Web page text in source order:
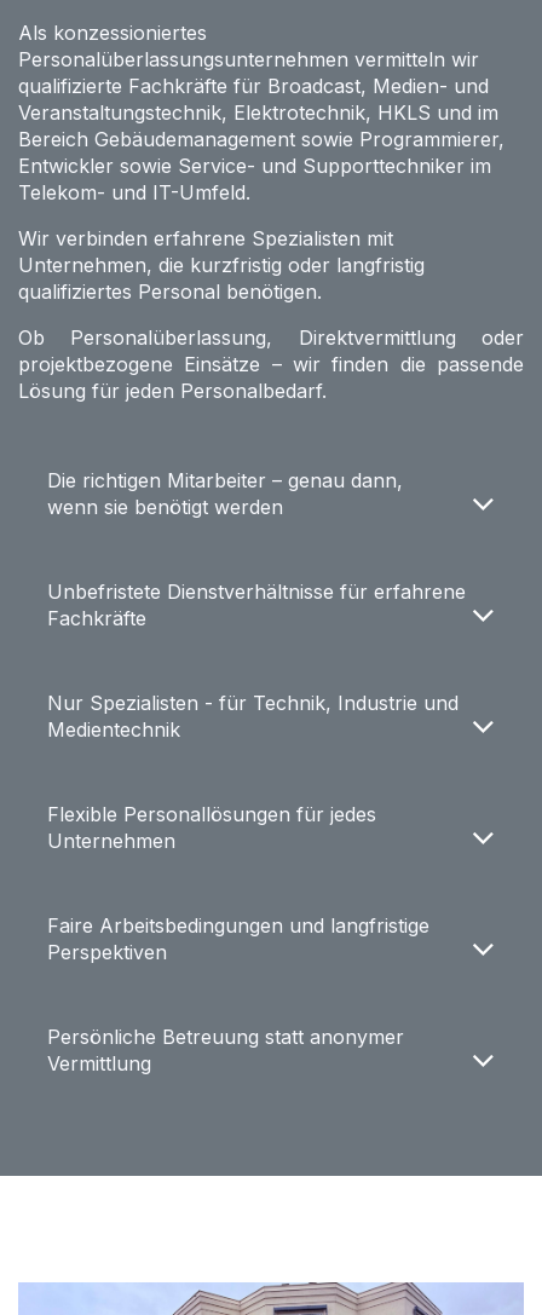
Als konzessioniertes
Personalüberlassungsunternehmen vermitteln wir
qualifizierte Fachkräfte für Broadcast, Medien- und
Veranstaltungstechnik, Elektrotechnik, HKLS und im
Bereich Gebäudemanagement sowie Programmierer,
Entwickler sowie Service- und Supporttechniker im
Telekom- und IT-Umfeld.
Wir verbinden erfahrene Spezialisten mit
Unternehmen, die kurzfristig oder langfristig
qualifiziertes Personal benötigen.
Ob Personalüberlassung, Direktvermittlung oder
projektbezogene Einsätze – wir finden die passende
Lösung für jeden Personalbedarf.
Die richtigen Mitarbeiter – genau dann,
wenn sie benötigt werden
Unbefristete Dienstverhältnisse für erfahrene
Fachkräfte
Nur Spezialisten - für Technik, Industrie und
Medientechnik
Flexible Personallösungen für jedes
Unternehmen
Faire Arbeitsbedingungen und langfristige
Perspektiven
Persönliche Betreuung statt anonymer
Vermittlung